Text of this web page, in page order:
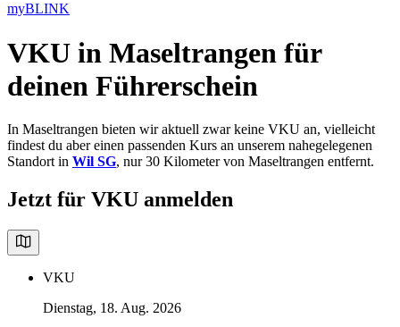
myBLINK
VKU in Maseltrangen für
deinen Führerschein
In Maseltrangen bieten wir aktuell zwar keine VKU an, vielleicht
findest du aber einen passenden Kurs an unserem nahegelegenen
Standort in Wil SG, nur 30 Kilometer von Maseltrangen entfernt.
Jetzt für VKU anmelden
VKU
Dienstag, 18. Aug. 2026